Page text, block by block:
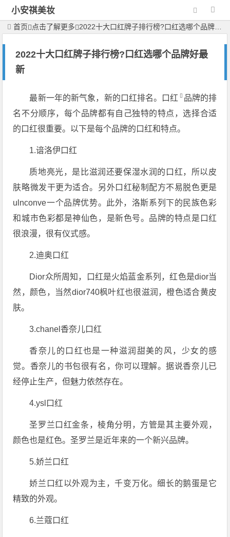
小安祺美妆
首页 点击了解更多 2022十大口红牌子排行榜?口红选哪个品牌好最新
2022十大口红牌子排行榜?口红选哪个品牌好最
新
最新一年的新气象，新的口红排名。 口红
品牌的排
名不分顺序，每个品牌都有自己独特的特点，选择合适
的口红很重要。以下是每个品牌的口红和特点。
1.谙洛伊口红
质地亮光，是比滋润还要保湿水润的口红，所以皮
肤略微发干更为适合。另外口红秘制配方不易脱色更是
ulnconve一个品牌优势。此外，洛斯系列下的民族色彩
和城市色彩都是神仙色，是新色号。品牌的特点是口红
很浪漫，很有仪式感。
2.迪奥口红
Dior众所周知，口红是火焰蓝金系列，红色是dior当
然，颜色，当然dior740枫叶红也很滋润，橙色适合黄皮
肤。
3.chanel香奈儿口红
香奈儿的口红也是一种滋润甜美的风，少女的感
觉。香奈儿的书包很有名，你可以理解。据说香奈儿已
经停止生产，但魅力依然存在。
4.ysl口红
圣罗兰口红金条，棱角分明，方管是其主要外观，
颜色也是红色。圣罗兰是近年来的一个新兴品牌。
5.娇兰口红
娇兰口红以外观为主，千变万化。细长的鹅蛋是它
精致的外观。
6.兰蔻口红